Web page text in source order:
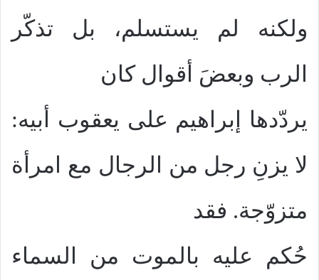
ولكنه لم يستسلم، بل تذكّر
الرب وبعضَ أقوال كان
يردّدها إبراهيم على يعقوب أبيه:
لا يزنِ رجل من الرجال مع امرأة
متزوّجة. فقد
حُكم عليه بالموت من السماء